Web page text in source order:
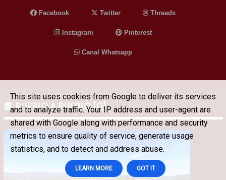
Facebook Twitter Threads
Instagram Pinterest
Canal Whatsapp
📗 PUEBLO A PUEBLO [Q]
This site uses cookies from Google to deliver its services
and to analyze traffic. Your IP address and user-agent are
shared with Google along with performance and security
metrics to ensure quality of service, generate usage
statistics, and to detect and address abuse.
LEARN MORE GOT IT